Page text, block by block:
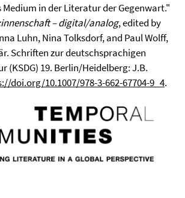
Medium in der Literatur der Gegenwart."
– digital/analog, edited by
Luhn, Nina Tolksdorf, and Paul Wolff,
Schriften zur deutschsprachigen
(KSDG) 19. Berlin/Heidelberg: J.B.
doi.org/10.1007/978-3-662-67704-9_4.